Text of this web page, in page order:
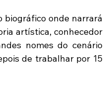
biográfico onde narrará
artística, conhecedor
nomes do cenário
de trabalhar por 15